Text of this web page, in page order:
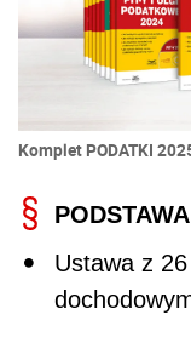
Komplet PODATKI
Ustawa z